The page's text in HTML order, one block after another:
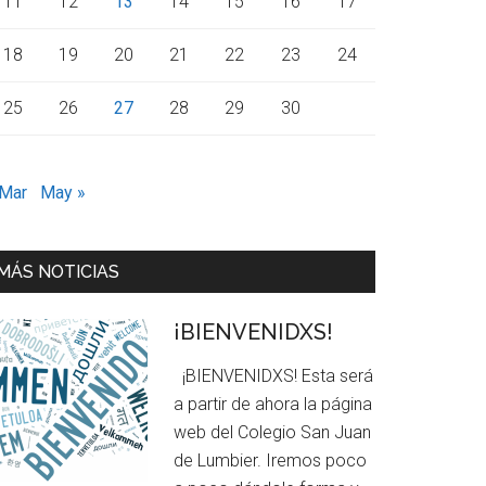
18 19 20 21 22 23 24
25 26 27 28 29 30
May »
NOTICIAS
¡BIENVENIDXS!
¡BIENVENIDXS! Esta será
a partir de ahora la página
web del Colegio San Juan
de Lumbier. Iremos poco